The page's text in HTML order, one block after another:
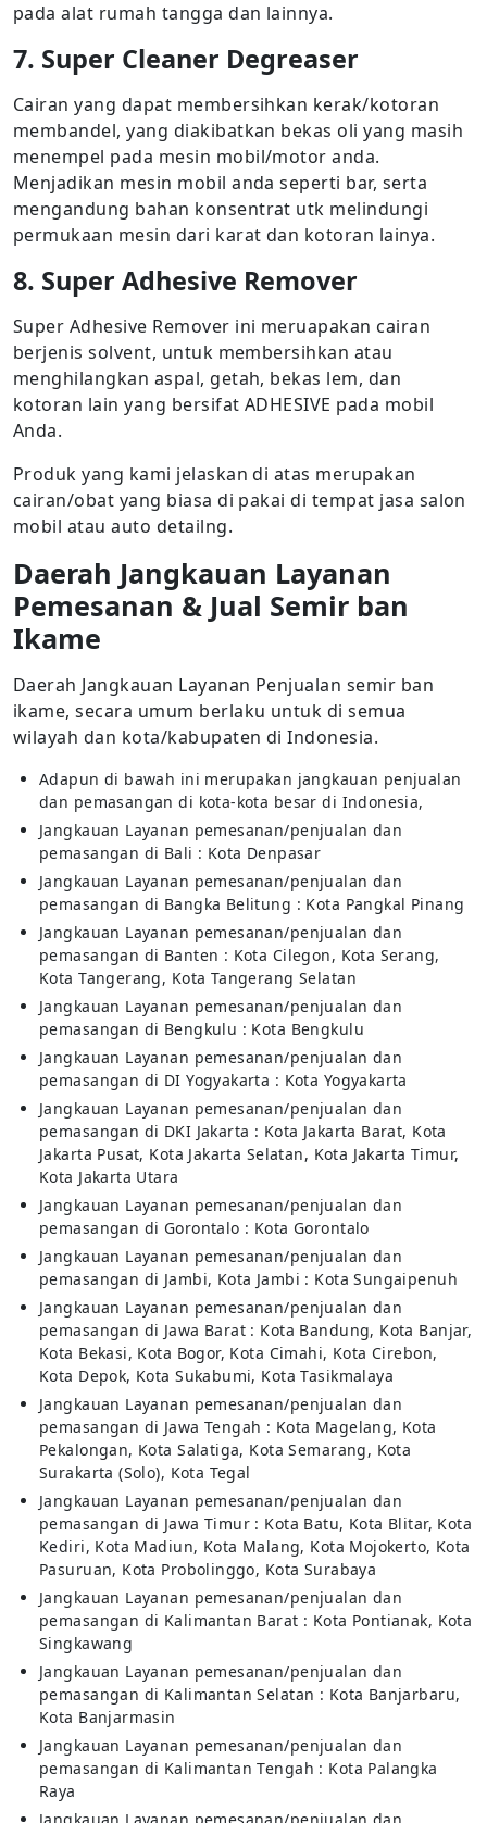
pada alat rumah tangga dan lainnya.
7. Super Cleaner Degreaser
Cairan yang dapat membersihkan kerak/kotoran
membandel, yang diakibatkan bekas oli yang masih
menempel pada mesin mobil/motor anda.
Menjadikan mesin mobil anda seperti bar, serta
mengandung bahan konsentrat utk melindungi
permukaan mesin dari karat dan kotoran lainya.
8. Super Adhesive Remover
Super Adhesive Remover ini meruapakan cairan
berjenis solvent, untuk membersihkan atau
menghilangkan aspal, getah, bekas lem, dan
kotoran lain yang bersifat ADHESIVE pada mobil
Anda.
Produk yang kami jelaskan di atas merupakan
cairan/obat yang biasa di pakai di tempat jasa salon
mobil atau auto detailng.
Daerah Jangkauan Layanan
Pemesanan & Jual Semir ban
Ikame
Daerah Jangkauan Layanan Penjualan semir ban
ikame, secara umum berlaku untuk di semua
wilayah dan kota/kabupaten di Indonesia.
Adapun di bawah ini merupakan jangkauan penjualan
dan pemasangan di kota-kota besar di Indonesia,
Jangkauan Layanan pemesanan/penjualan dan
pemasangan di Bali : Kota Denpasar
Jangkauan Layanan pemesanan/penjualan dan
pemasangan di Bangka Belitung : Kota Pangkal Pinang
Jangkauan Layanan pemesanan/penjualan dan
pemasangan di Banten : Kota Cilegon, Kota Serang,
Kota Tangerang, Kota Tangerang Selatan
Jangkauan Layanan pemesanan/penjualan dan
pemasangan di Bengkulu : Kota Bengkulu
Jangkauan Layanan pemesanan/penjualan dan
pemasangan di DI Yogyakarta : Kota Yogyakarta
Jangkauan Layanan pemesanan/penjualan dan
pemasangan di DKI Jakarta : Kota Jakarta Barat, Kota
Jakarta Pusat, Kota Jakarta Selatan, Kota Jakarta Timur,
Kota Jakarta Utara
Jangkauan Layanan pemesanan/penjualan dan
pemasangan di Gorontalo : Kota Gorontalo
Jangkauan Layanan pemesanan/penjualan dan
pemasangan di Jambi, Kota Jambi : Kota Sungaipenuh
Jangkauan Layanan pemesanan/penjualan dan
pemasangan di Jawa Barat : Kota Bandung, Kota Banjar,
Kota Bekasi, Kota Bogor, Kota Cimahi, Kota Cirebon,
Kota Depok, Kota Sukabumi, Kota Tasikmalaya
Jangkauan Layanan pemesanan/penjualan dan
pemasangan di Jawa Tengah : Kota Magelang, Kota
Pekalongan, Kota Salatiga, Kota Semarang, Kota
Surakarta (Solo), Kota Tegal
Jangkauan Layanan pemesanan/penjualan dan
pemasangan di Jawa Timur : Kota Batu, Kota Blitar, Kota
Kediri, Kota Madiun, Kota Malang, Kota Mojokerto, Kota
Pasuruan, Kota Probolinggo, Kota Surabaya
Jangkauan Layanan pemesanan/penjualan dan
pemasangan di Kalimantan Barat : Kota Pontianak, Kota
Singkawang
Jangkauan Layanan pemesanan/penjualan dan
pemasangan di Kalimantan Selatan : Kota Banjarbaru,
Kota Banjarmasin
Jangkauan Layanan pemesanan/penjualan dan
pemasangan di Kalimantan Tengah : Kota Palangka
Raya